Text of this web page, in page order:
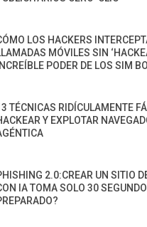
LOS HACKERS
MÓVILES SIN
INCREÍBLE PODER DE LOS SIM
TÉCNICAS RIDÍCULAMENTE
Y EXPLOTAR
2.0:CREAR UN SITIO
IA TOMA SOLO 30